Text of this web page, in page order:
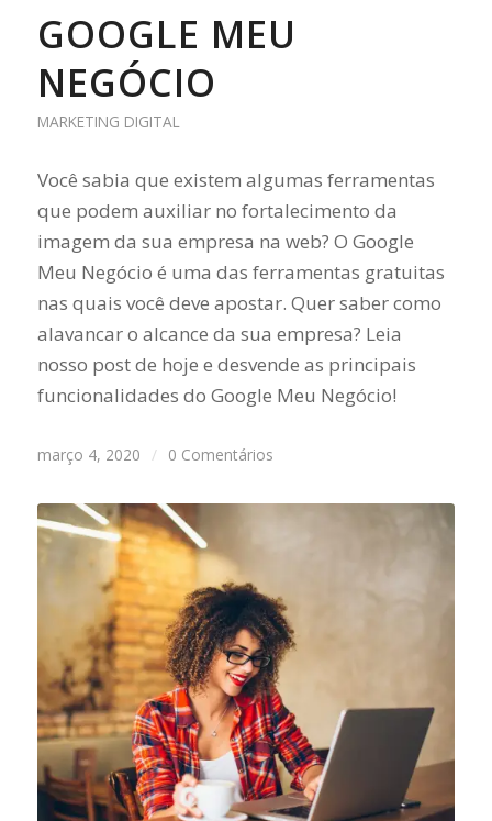
GOOGLE MEU
NEGÓCIO
MARKETING DIGITAL
Você sabia que existem algumas ferramentas
que podem auxiliar no fortalecimento da
imagem da sua empresa na web? O Google
Meu Negócio é uma das ferramentas gratuitas
nas quais você deve apostar. Quer saber como
alavancar o alcance da sua empresa? Leia
nosso post de hoje e desvende as principais
funcionalidades do Google Meu Negócio!
março 4, 2020 / 0 Comentários